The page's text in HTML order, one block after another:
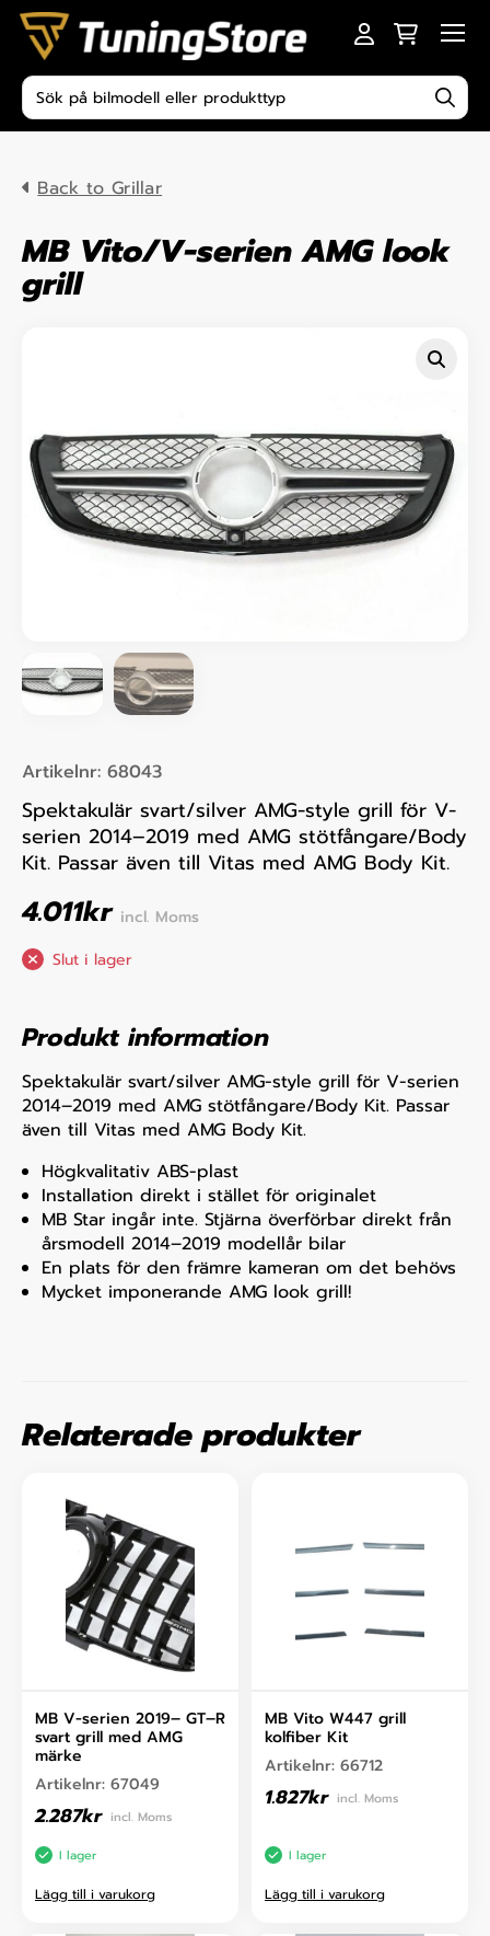
Skip to content
Produktsökning
Back to Grillar
MB Vito/V-serien AMG look
grill
Artikelnr: 68043
Spektakulär svart/silver AMG-style grill för V-
serien 2014–2019 med AMG stötfångare/Body
Kit. Passar även till Vitas med AMG Body Kit.
4.011kr incl. Moms
Slut i lager
Produkt information
Spektakulär svart/silver AMG-style grill för V-serien
2014–2019 med AMG stötfångare/Body Kit. Passar
även till Vitas med AMG Body Kit.
Högkvalitativ ABS-plast
Installation direkt i stället för originalet
MB Star ingår inte. Stjärna överförbar direkt från
årsmodell 2014–2019 modellår bilar
En plats för den främre kameran om det behövs
Mycket imponerande AMG look grill!
Relaterade produkter
MB V-serien 2019– GT–R
svart grill med AMG
märke
Artikelnr: 67049
2.287kr incl. Moms
I lager
Lägg till i varukorg
MB Vito W447 grill
kolfiber Kit
Artikelnr: 66712
1.827kr incl. Moms
I lager
Lägg till i varukorg